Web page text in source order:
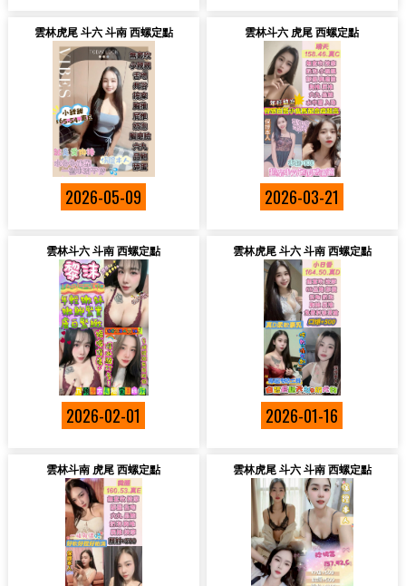
雲林虎尾 斗六 斗南 西螺定點
2026-05-09
雲林斗六 虎尾 西螺定點
2026-03-21
雲林斗六 斗南 西螺定點
2026-02-01
雲林虎尾 斗六 斗南 西螺定點
2026-01-16
雲林斗南 虎尾 西螺定點 雲林虎尾 斗六 斗南 西螺定點